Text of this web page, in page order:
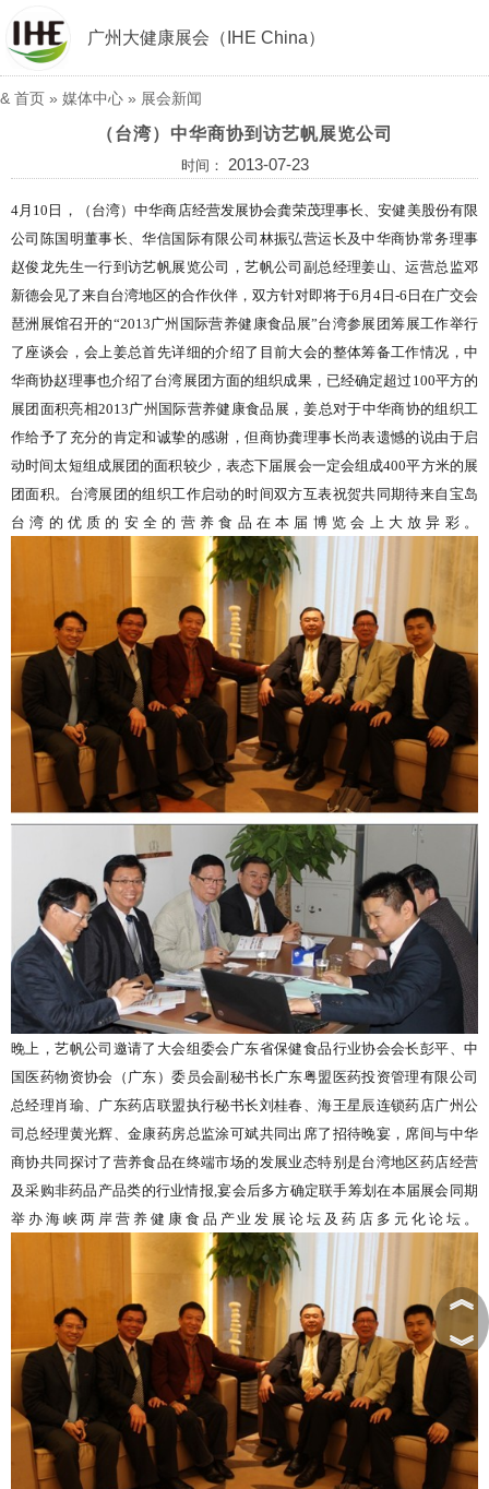
广州大健康展会（IHE China）
& 首页 » 媒体中心 » 展会新闻
（台湾）中华商协到访艺帆展览公司
时间： 2013-07-23
4月10日，（台湾）中华商店经营发展协会龚荣茂理事长、安健美股份有限
公司陈国明董事长、华信国际有限公司林振弘营运长及中华商协常务理事
赵俊龙先生一行到访艺帆展览公司，艺帆公司副总经理姜山、运营总监邓
新德会见了来自台湾地区的合作伙伴，双方针对即将于6月4日-6日在广交会
琶洲展馆召开的“2013广州国际营养健康食品展”台湾参展团筹展工作举行
了座谈会，会上姜总首先详细的介绍了目前大会的整体筹备工作情况，中
华商协赵理事也介绍了台湾展团方面的组织成果，已经确定超过100平方的
展团面积亮相2013广州国际营养健康食品展，姜总对于中华商协的组织工
作给予了充分的肯定和诚挚的感谢，但商协龚理事长尚表遗憾的说由于启
动时间太短组成展团的面积较少，表态下届展会一定会组成400平方米的展
团面积。台湾展团的组织工作启动的时间双方互表祝贺共同期待来自宝岛
台湾的优质的安全的营养食品在本届博览会上大放异彩。
晚上，艺帆公司邀请了大会组委会广东省保健食品行业协会会长彭平、中
国医药物资协会（广东）委员会副秘书长广东粤盟医药投资管理有限公司
总经理肖瑜、广东药店联盟执行秘书长刘桂春、海王星辰连锁药店广州公
司总经理黄光辉、金康药房总监涂可斌共同出席了招待晚宴，席间与中华
商协共同探讨了营养食品在终端市场的发展业态特别是台湾地区药店经营
及采购非药品产品类的行业情报,宴会后多方确定联手筹划在本届展会同期
举办海峡两岸营养健康食品产业发展论坛及药店多元化论坛。
︽
︾